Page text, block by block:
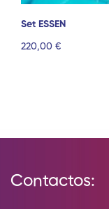
Set ESSEN
220,00 €
Contactos: